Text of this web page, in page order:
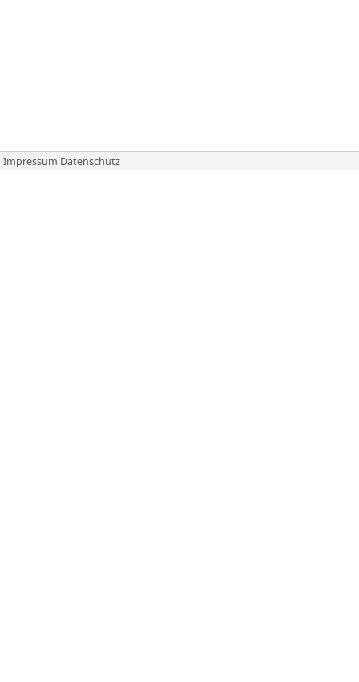
Impressum Datenschutz